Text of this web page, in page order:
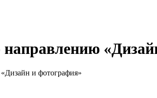
и фотография»